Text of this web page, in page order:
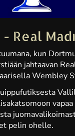
Real
kun
jahtaavan
Wembley
vapaa
pelin ohelle.